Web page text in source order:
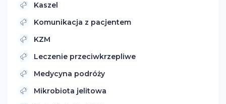
Kaszel
Komunikacja z pacjentem
KZM
Leczenie przeciwkrzepliwe
Medycyna podróży
Mikrobiota jelitowa